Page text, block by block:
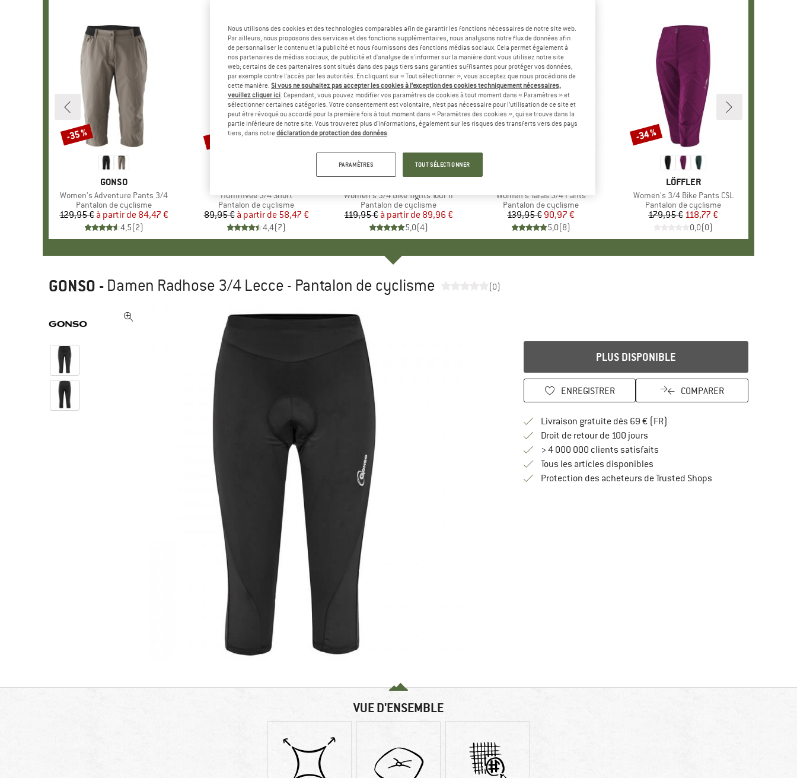
MARQUE
GONSO
Article
Women's Adventure Pants 3/4
Product group
Pantalon de cyclisme
Prix
129,95 € Prix réduit
à partir de 84,47 €
4,5(2)
Remise
-35 %
Article
Hummvee 3/4 Short
Product group
Pantalon de cyclisme
Prix
89,95 € Prix réduit
à partir de 58,47 €
4,4(7)
Remise
Jusqu'à -35 %
Article
Women's 3/4 Bike Tights Tour II
Product group
Pantalon de cyclisme
Prix
119,95 € Prix réduit
à partir de 89,96 €
5,0(4)
Remise
-25 %
Article
Women's Yaras 3/4 Pants
Product group
Pantalon de cyclisme
Prix
139,95 €Prix réduit
90,97 €
5,0(8)
MARQUE
LÖFFLER
Article
Women's 3/4 Bike Pants CSL
Product group
Pantalon de cyclisme
Prix
179,95 €Prix réduit
118,77 €
0,0(0)
Remise
-34 %
GONSO - Damen Radhose 3/4 Lecce - Pantalon de cyclisme (0)
PLUS DISPONIBLE
ENREGISTRER COMPARER
Livraison gratuite dès 69 € (FR)
Droit de retour de 100 joursTrouve les informations de
> 4 000 000 clients satisfaits
Tous les articles disponibles
Protection des acheteurs de Trusted ShopsTrouve toutes les
VUE D'ENSEMBLE
Nous utilisons des cookies et des technologies comparables afin de garantir les fonctions nécessaires de notre site web.
Par ailleurs, nous proposons des services et des fonctions supplémentaires, nous analysons notre flux de données afin
de personnaliser le contenu et la publicité et nous fournissons des fonctions médias sociaux. Cela permet également à
nos partenaires de médias sociaux, de publicité et d'analyse de s'informer sur la manière dont vous utilisez notre site
web; certains de ces partenaires sont situés dans des pays tiers sans garanties suffisantes pour protéger vos données,
par exemple contre l'accès par les autorités. En cliquant sur « Tout sélectionner », vous acceptez que nous procédions de
cette manière. Si vous ne souhaitez pas accepter les cookies à l’exception des cookies techniquement nécessaires,
veuillez cliquer ici. Cependant, vous pouvez modifier vos paramètres de cookies à tout moment dans « Paramètres » et
sélectionner certaines catégories. Votre consentement est volontaire, n’est pas nécessaire pour l’utilisation de ce site et
peut être révoqué ou accordé pour la première fois à tout moment dans « Paramètres des cookies », qui se trouve dans la
partie inférieure de notre site. Vous trouverez plus d'informations, également sur les risques des transferts vers des pays
tiers, dans notredéclaration de protection des données.
PARAMÈTRES TOUT SÉLECTIONNER